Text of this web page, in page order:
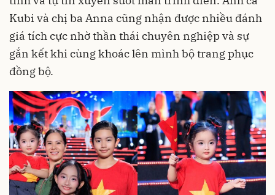
Kubi và chị ba Anna cũng nhận được nhiều đánh
giá tích cực nhờ thần thái chuyên nghiệp và sự
gắn kết khi cùng khoác lên mình bộ trang phục
đồng bộ.